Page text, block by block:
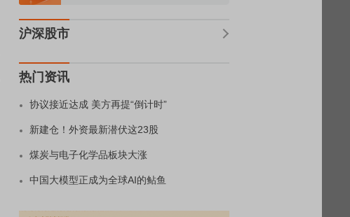
沪深股市
热门资讯
协议接近达成 美方再提“倒计时”
新建仓！外资最新潜伏这23股
煤炭与电子化学品板块大涨
中国大模型正成为全球AI的鲇鱼